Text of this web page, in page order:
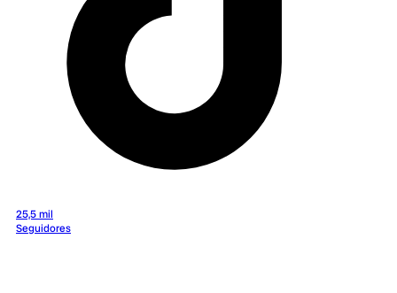
25,5 mil
Seguidores